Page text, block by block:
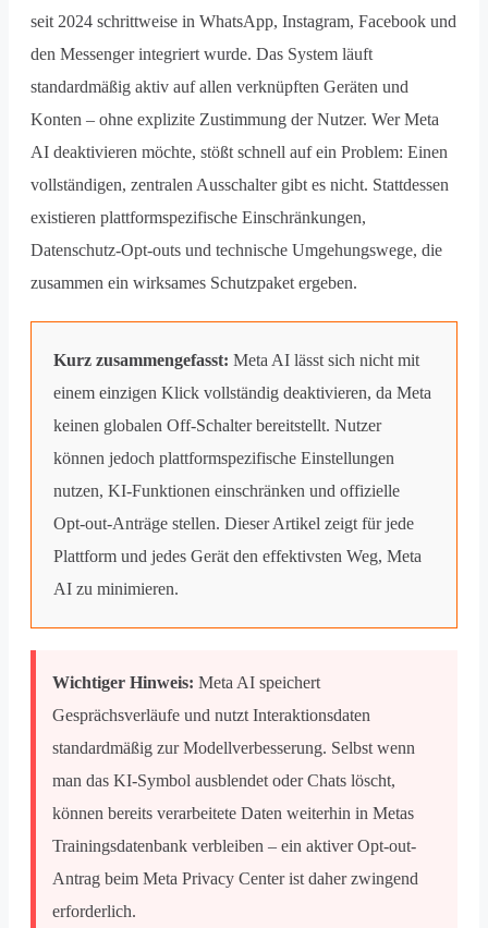
seit 2024 schrittweise in WhatsApp, Instagram, Facebook und
den Messenger integriert wurde. Das System läuft
standardmäßig aktiv auf allen verknüpften Geräten und
Konten – ohne explizite Zustimmung der Nutzer. Wer Meta
AI deaktivieren möchte, stößt schnell auf ein Problem: Einen
vollständigen, zentralen Ausschalter gibt es nicht. Stattdessen
existieren plattformspezifische Einschränkungen,
Datenschutz-Opt-outs und technische Umgehungswege, die
zusammen ein wirksames Schutzpaket ergeben.
Kurz zusammengefasst: Meta AI lässt sich nicht mit
einem einzigen Klick vollständig deaktivieren, da Meta
keinen globalen Off-Schalter bereitstellt. Nutzer
können jedoch plattformspezifische Einstellungen
nutzen, KI-Funktionen einschränken und offizielle
Opt-out-Anträge stellen. Dieser Artikel zeigt für jede
Plattform und jedes Gerät den effektivsten Weg, Meta
AI zu minimieren.
Wichtiger Hinweis: Meta AI speichert
Gesprächsverläufe und nutzt Interaktionsdaten
standardmäßig zur Modellverbesserung. Selbst wenn
man das KI-Symbol ausblendet oder Chats löscht,
können bereits verarbeitete Daten weiterhin in Metas
Trainingsdatenbank verbleiben – ein aktiver Opt-out-
Antrag beim Meta Privacy Center ist daher zwingend
erforderlich.